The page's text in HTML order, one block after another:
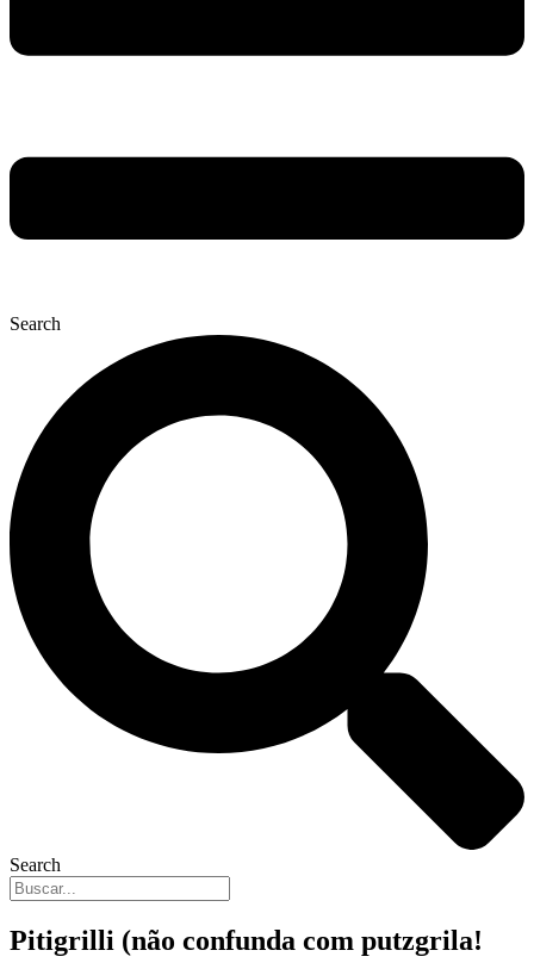
Search
Search
Pitigrilli (não confunda com putzgrila!